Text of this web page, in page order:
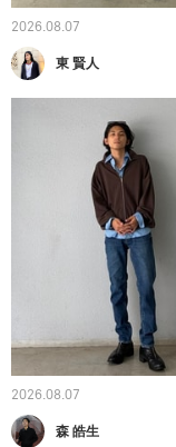
2026.08.07
東 賢人
2026.08.07
森 皓生